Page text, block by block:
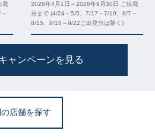
発
2026年4月1日～2026年9月30日 ご出発
分まで (4/24～5/5、7/17～7/19、8/7～
8/15、9/18～9/22ご出発分は除く)
ャンペーンを見る
の店舗を探す